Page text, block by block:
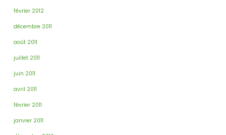
février 2012
décembre 2011
août 2011
juillet 2011
juin 2011
avril 2011
février 2011
janvier 2011